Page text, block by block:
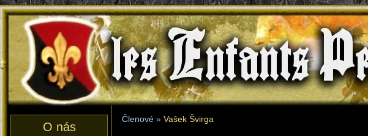
les Enfants Perdus
Členové » Vašek Švirga
O nás